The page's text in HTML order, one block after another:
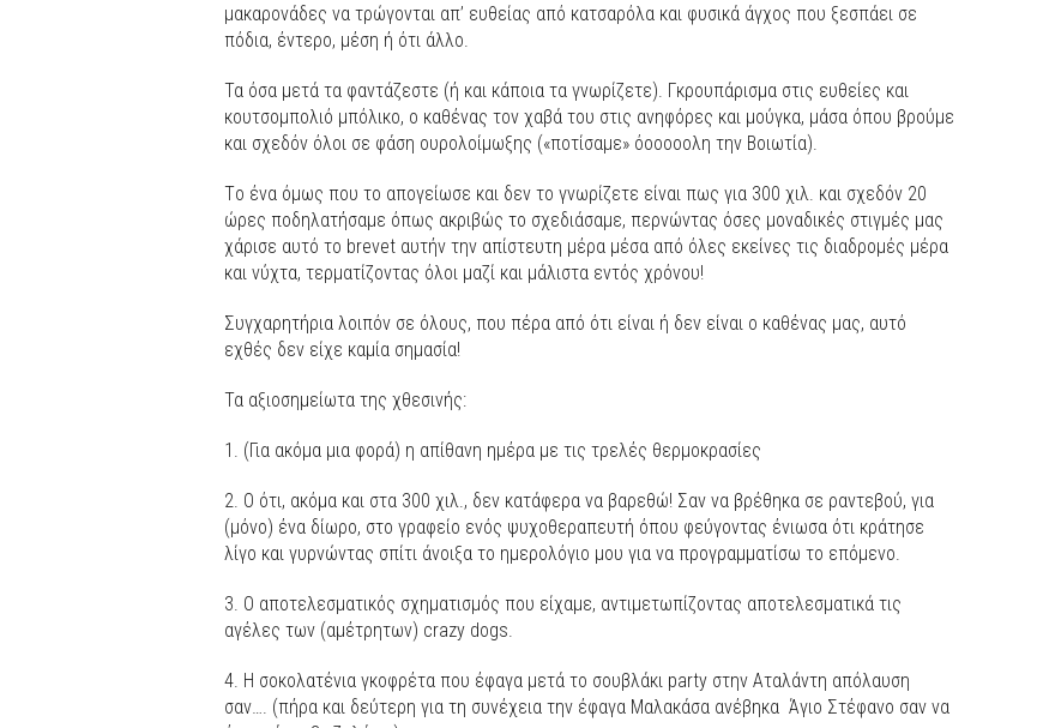
μακαρονάδες να τρώγονται απ’ ευθείας από κατσαρόλα και φυσικά άγχος που ξεσπάει σε
πόδια, έντερο, μέση ή ότι άλλο.
Τα όσα μετά τα φαντάζεστε (ή και κάποια τα γνωρίζετε). Γκρουπάρισμα στις ευθείες και
κουτσομπολιό μπόλικο, ο καθένας τον χαβά του στις ανηφόρες και μούγκα, μάσα όπου βρούμε
και σχεδόν όλοι σε φάση ουρολοίμωξης («ποτίσαμε» όοοοοολη την Βοιωτία).
Τo ένα όμως που το απογείωσε και δεν το γνωρίζετε είναι πως για 300 χιλ. και σχεδόν 20
ώρες ποδηλατήσαμε όπως ακριβώς το σχεδιάσαμε, περνώντας όσες μοναδικές στιγμές μας
χάρισε αυτό το brevet αυτήν την απίστευτη μέρα μέσα από όλες εκείνες τις διαδρομές μέρα
και νύχτα, τερματίζοντας όλοι μαζί και μάλιστα εντός χρόνου!
Συγχαρητήρια λοιπόν σε όλους, που πέρα από ότι είναι ή δεν είναι ο καθένας μας, αυτό
εχθές δεν είχε καμία σημασία!
Τα αξιοσημείωτα της χθεσινής:
1. (Για ακόμα μια φορά) η απίθανη ημέρα με τις τρελές θερμοκρασίες
2. Ο ότι, ακόμα και στα 300 χιλ., δεν κατάφερα να βαρεθώ! Σαν να βρέθηκα σε ραντεβού, για
(μόνο) ένα δίωρο, στο γραφείο ενός ψυχοθεραπευτή όπου φεύγοντας ένιωσα ότι κράτησε
λίγο και γυρνώντας σπίτι άνοιξα το ημερολόγιο μου για να προγραμματίσω το επόμενο.
3. Ο αποτελεσματικός σχηματισμός που είχαμε, αντιμετωπίζοντας αποτελεσματικά τις
αγέλες των (αμέτρητων) crazy dogs.
4. Η σοκολατένια γκοφρέτα που έφαγα μετά το σουβλάκι party στην Αταλάντη απόλαυση
σαν…. (πήρα και δεύτερη για τη συνέχεια την έφαγα Μαλακάσα ανέβηκα Άγιο Στέφανο σαν να